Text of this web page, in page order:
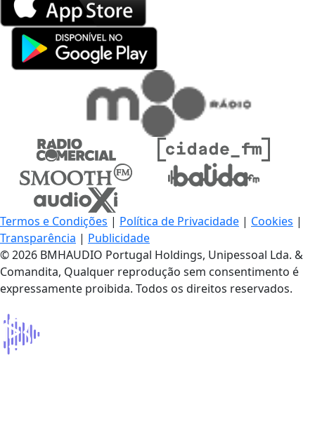
Termos e Condições | Política de Privacidade | Cookies |
Transparência | Publicidade
© 2026 BMHAUDIO Portugal Holdings, Unipessoal Lda. &
Comandita, Qualquer reprodução sem consentimento é
expressamente proibida. Todos os direitos reservados.